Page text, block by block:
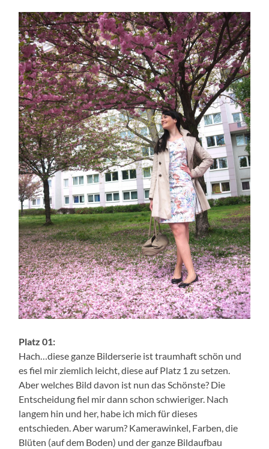
Platz 01:
Hach…diese ganze Bilderserie ist traumhaft schön und
es fiel mir ziemlich leicht, diese auf Platz 1 zu setzen.
Aber welches Bild davon ist nun das Schönste? Die
Entscheidung fiel mir dann schon schwieriger. Nach
langem hin und her, habe ich mich für dieses
entschieden. Aber warum? Kamerawinkel, Farben, die
Blüten (auf dem Boden) und der ganze Bildaufbau